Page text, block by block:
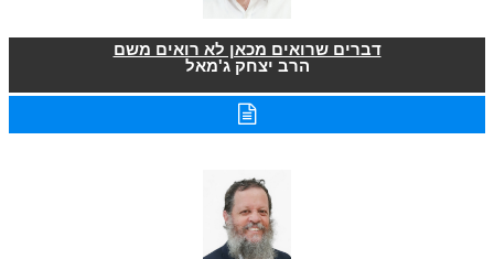
דברים שרואים מכאן לא רואים משם
הרב יצחק ג'מאל